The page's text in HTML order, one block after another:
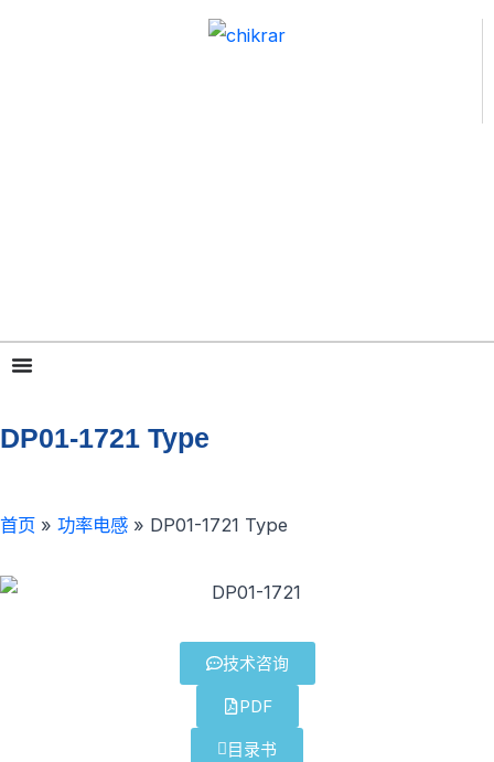
DP01-1721 Type
首页 » 功率电感 » DP01-1721 Type
技术咨询
PDF
目录书